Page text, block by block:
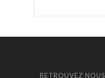
RETROUVEZ NOUS